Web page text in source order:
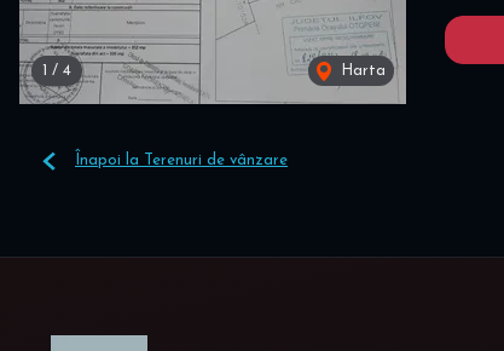
1 / 4 Harta
Înapoi la Terenuri de vânzare